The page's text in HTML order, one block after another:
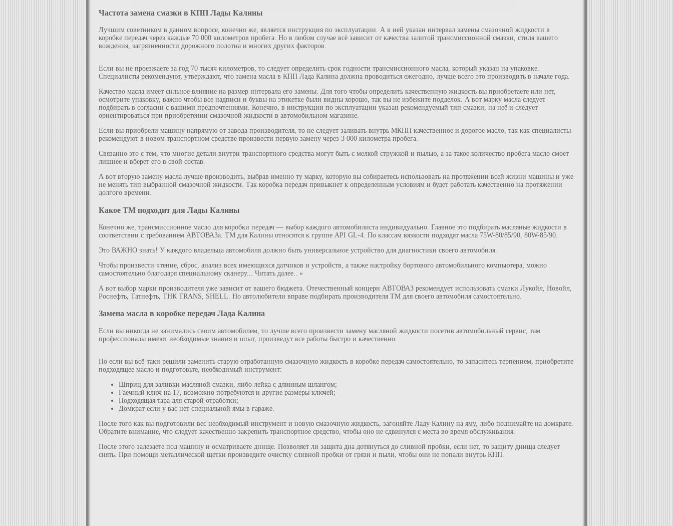
Частота замена смазки в КПП Лады Калины
Лучшим советником в данном вопросе, конечно же, является инструкция по эксплуатации. А в ней указан интервал замены смазочной жидкости в
коробке передач через каждые 70 000 километров пробега. Но в любом случае всё зависит от качества залитой трансмиссионной смазки, стиля вашего
вождения, загрязненности дорожного полотна и многих других факторов.
Если вы не проезжаете за год 70 тысяч километров, то следует определить срок годности трансмиссионного масла, который указан на упаковке.
Специалисты рекомендуют, утверждают, что замена масла в КПП Лада Калина должна проводиться ежегодно, лучше всего это производить в начале года.
Качество масла имеет сильное влияние на размер интервала его замены. Для того чтобы определить качественную жидкость вы приобретаете или нет,
осмотрите упаковку, важно чтобы все надписи и буквы на этикетке были видны хорошо, так вы не избежите подделок. А вот марку масла следует
подбирать в согласии с вашими предпочтениями. Конечно, в инструкции по эксплуатации указан рекомендуемый тип смазки, на неё и следует
ориентироваться при приобретении смазочной жидкости в автомобильном магазине.
Если вы приобрели машину напрямую от завода производителя, то не следует заливать внутрь МКПП качественное и дорогое масло, так как специалисты
рекомендуют в новом транспортном средстве произвести первую замену через 3 000 километра пробега.
Связанно это с тем, что многие детали внутри транспортного средства могут быть с мелкой стружкой и пылью, а за такое количество пробега масло смоет
лишнее и вберет его в свой состав.
А вот вторую замену масла лучше производить, выбрав именно ту марку, которую вы собираетесь использовать на протяжении всей жизни машины и уже
не менять тип выбранной смазочной жидкости. Так коробка передач привыкнет к определенным условиям и будет работать качественно на протяжении
долгого времени.
Какое ТМ подходит для Лады Калины
Конечно же, трансмиссионное масло для коробки передач — выбор каждого автомобилиста индивидуально. Главное это подбирать масляные жидкости в
соответствии с требованием АВТОВАЗа. ТМ для Калины относятся к группе API GL-4. По классам вязкости подходят масла 75W-80/85/90, 80W-85/90.
Это ВАЖНО знать! У каждого владельца автомобиля должно быть универсальное устройство для диагностики своего автомобиля.
Чтобы произвести чтение, сброс, анализ всех имеющихся датчиков и устройств, а также настройку бортового автомобильного компьютера, можно
самостоятельно благодаря специальному сканеру... Читать далее.. »
А вот выбор марки производителя уже зависит от вашего бюджета. Отечественный концерн АВТОВАЗ рекомендует использовать смазки Лукойл, Новойл,
Роснефть, Татнефть, ТНК TRANS, SHELL. Но автолюбители вправе подбирать производителя ТМ для своего автомобиля самостоятельно.
Замена масла в коробке передач Лада Калина
Если вы никогда не занимались своим автомобилем, то лучше всего произвести замену масляной жидкости посетив автомобильный сервис, там
профессионалы имеют необходимые знания и опыт, произведут все работы быстро и качественно.
Но если вы всё-таки решили заменить старую отработанную смазочную жидкость в коробке передач самостоятельно, то запаситесь терпением, приобретите
подходящее масло и подготовьте, необходимый инструмент:
Шприц для заливки масляной смазки, либо лейка с длинным шлангом;
Гаечный ключ на 17, возможно потребуются и другие размеры ключей;
Подходящая тара для старой отработки;
Домкрат если у вас нет специальной ямы в гараже.
После того как вы подготовили вес необходимый инструмент и новую смазочную жидкость, загоняйте Ладу Калину на яму, либо поднимайте на домкрате.
Обратите внимание, что следует качественно закрепить транспортное средство, чтобы оно не сдвинулся с места во время обслуживания.
После этого залезаете под машину и осматриваете днище. Позволяет ли защита дна дотянуться до сливной пробки, если нет, то защиту днища следует
снять. При помощи металлической щетки произведите очистку сливной пробки от грязи и пыли, чтобы они не попали внутрь КПП.